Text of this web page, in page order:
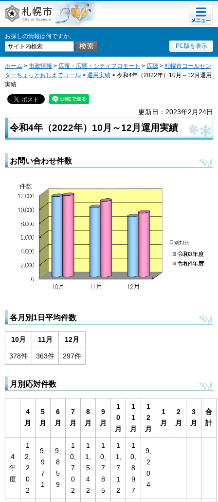
札幌市
お探しの情報は何ですか。
PC版を表示
メニュ
ー
ホーム > 市政情報 > 広報・広聴・シティプロモート > 広聴 > 札幌市コールセン
ターちょっとおしえてコール > 運用実績 > 令和4年（2022年）10月～12月運用
実績
更新日：2023年2月24日
令和4年（2022年）10月～12月運用実績
お問い合わせ件数
各月別1日平均件数
10月 11月 12月
378件 363件 297件
月別応対件数
4
月
5
月
6
月
7
月
8
月
9
月
1
0
月
1
1
月
1
2
月
1
月
2
月
3
月
合
計
4
年
度
1
2,
2
0
2
9,
9
7
1
9,
8
5
9
1
0,
7
0
2
1
1,
5
4
2
1
0,
7
8
5
1
1,
7
1
2
1
0,
8
9
7
9,
2
0
4